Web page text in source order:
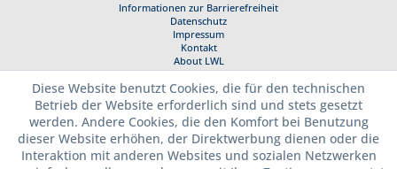
Informationen zur Barrierefreiheit
Datenschutz
Impressum
Kontakt
About LWL
Diese Website benutzt Cookies, die für den technischen
Betrieb der Website erforderlich sind und stets gesetzt
werden. Andere Cookies, die den Komfort bei Benutzung
dieser Website erhöhen, der Direktwerbung dienen oder die
Interaktion mit anderen Websites und sozialen Netzwerken